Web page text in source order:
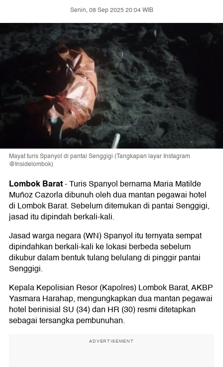
Senin, 08 Sep 2025 20:04 WIB
Mayat turis Spanyol di pantai Senggigi (Tangkapan layar Instagram
@Insidelombok)
Lombok Barat-Turis Spanyol bernama Maria Matilde
Muñoz Cazorla dibunuh oleh dua mantan pegawai hotel
di Lombok Barat. Sebelum ditemukan di pantai Senggigi,
jasad itu dipindah berkali-kali.
Jasad warga negara (WN) Spanyol itu ternyata sempat
dipindahkan berkali-kali ke lokasi berbeda sebelum
dikubur dalam bentuk tulang belulang di pinggir pantai
Senggigi.
Kepala Kepolisian Resor (Kapolres) Lombok Barat, AKBP
Yasmara Harahap, mengungkapkan dua mantan pegawai
hotel berinisial SU (34) dan HR (30) resmi ditetapkan
sebagai tersangka pembunuhan.
ADVERTISEMENT